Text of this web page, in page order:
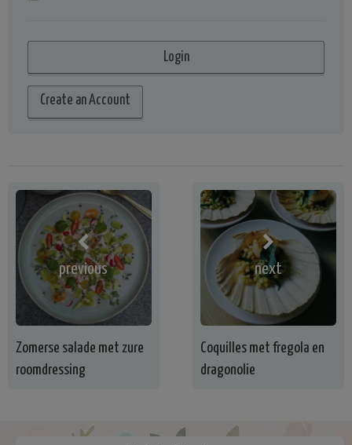
Create an Account
previous
Zomerse salade met zure
roomdressing
next
Coquilles met fregola en
dragonolie